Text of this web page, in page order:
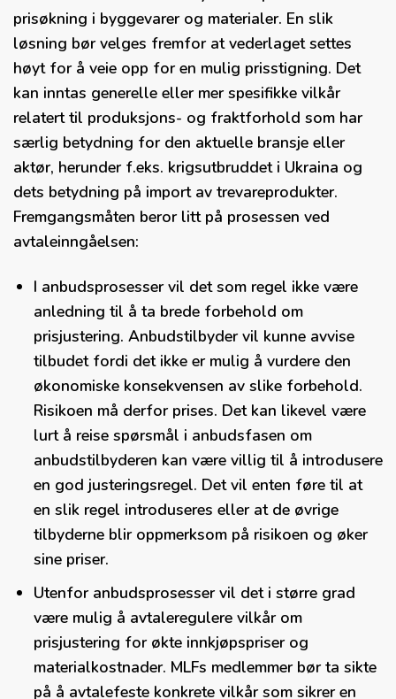
prisøkning i byggevarer og materialer. En slik
løsning bør velges fremfor at vederlaget settes
høyt for å veie opp for en mulig prisstigning. Det
kan inntas generelle eller mer spesifikke vilkår
relatert til produksjons- og fraktforhold som har
særlig betydning for den aktuelle bransje eller
aktør, herunder f.eks. krigsutbruddet i Ukraina og
dets betydning på import av trevareprodukter.
Fremgangsmåten beror litt på prosessen ved
avtaleinngåelsen:
I anbudsprosesser vil det som regel ikke være
anledning til å ta brede forbehold om
prisjustering. Anbudstilbyder vil kunne avvise
tilbudet fordi det ikke er mulig å vurdere den
økonomiske konsekvensen av slike forbehold.
Risikoen må derfor prises. Det kan likevel være
lurt å reise spørsmål i anbudsfasen om
anbudstilbyderen kan være villig til å introdusere
en god justeringsregel. Det vil enten føre til at
en slik regel introduseres eller at de øvrige
tilbyderne blir oppmerksom på risikoen og øker
sine priser.
Utenfor anbudsprosesser vil det i større grad
være mulig å avtaleregulere vilkår om
prisjustering for økte innkjøpspriser og
materialkostnader. MLFs medlemmer bør ta sikte
på å avtalefeste konkrete vilkår som sikrer en